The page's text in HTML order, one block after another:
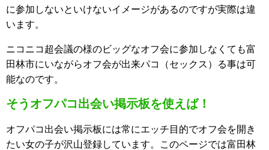
に参加しないといけないイメージがあるのですが実際は違
います。
ニコニコ超会議の様のビッグなオフ会に参加しなくても富
田林市にいながらオフ会が出来パコ（セックス）る事は可
能なのです。
そうオフパコ出会い掲示板を使えば！
オフパコ出会い掲示板には常にエッチ目的でオフ会を開き
たい女の子が沢山登録しています。このページでは富田林